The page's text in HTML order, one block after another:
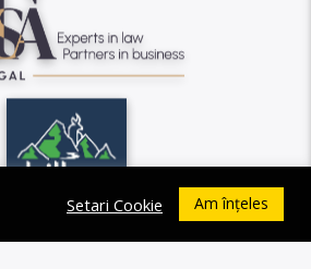
Setari Cookie Am înțeles